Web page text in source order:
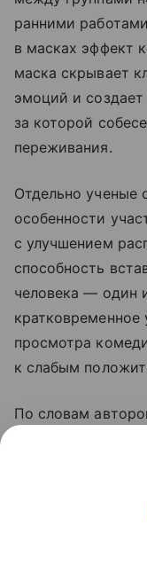
ранними
в масках эффект
маска скрывает
эмоций и
за которой
переживания.
Отдельно ученые
особенности
с улучшением
способность
человека — один
кратковременное
просмотра
к слабым
По словам
важно точно